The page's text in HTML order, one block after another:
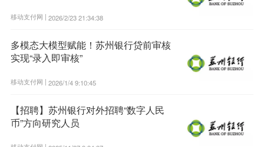
移动支付网 | 2026/2/23 21:34:38
多模态大模型赋能！苏州银行贷前审核
实现“录入即审核”
移动支付网 | 2026/1/4 9:10:45
【招聘】苏州银行对外招聘“数字人民
币”方向研究人员